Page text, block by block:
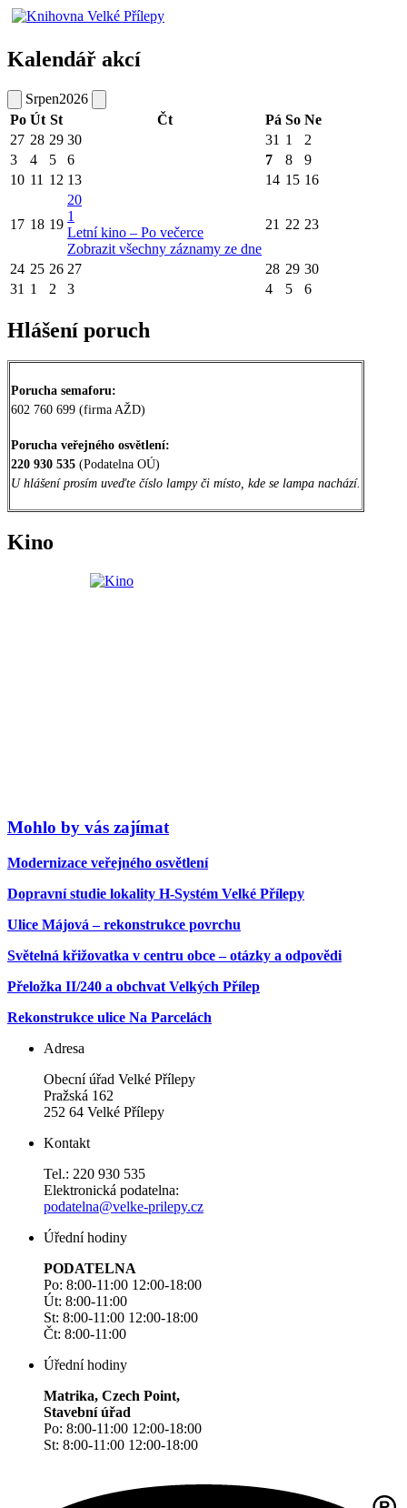
Kalendář akcí
Srpen2026
Po Út St Čt Pá So Ne
27 28 29 30 31 1
2
3
4 5 6 7 8
9
10 11 12 13 14 15 16
17 18 19
20
1
Letní kino – Po večerce
Zobrazit všechny záznamy ze dne
21 22 23
24 25 26 27 28 29 30
31 1 2 3 4 5 6
Hlášení poruch
Porucha semaforu:
602 760 699 (firma AŽD)
Porucha veřejného osvětlení:
220 930 535 (Podatelna OÚ)
U hlášení prosím uveďte číslo lampy či místo, kde se lampa nachází.
Kino
Mohlo by vás zajímat
Modernizace veřejného osvětlení
Dopravní studie lokality H-Systém Velké Přílepy
Ulice Májová – rekonstrukce povrchu
Světelná křižovatka v centru obce – otázky a odpovědi
Přeložka II/240 a obchvat Velkých Přílep
Rekonstrukce ulice Na Parcelách
Adresa
Obecní úřad Velké Přílepy
Pražská 162
252 64 Velké Přílepy
Kontakt
Tel.: 220 930 535
Elektronická podatelna:
podatelna@velke-prilepy.cz
Úřední hodiny
PODATELNA
Po: 8:00-11:00 12:00-18:00
Út: 8:00-11:00
St: 8:00-11:00 12:00-18:00
Čt: 8:00-11:00
Úřední hodiny
Matrika, Czech Point,
Stavební úřad
Po: 8:00-11:00 12:00-18:00
St: 8:00-11:00 12:00-18:00